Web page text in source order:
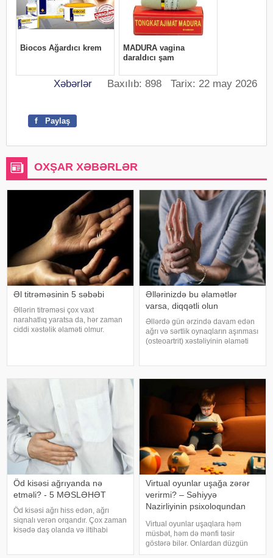
Xəbərlər Baxılıb: 898 Tarix: 22 may 2026
f Paylaş
OXŞAR XƏBƏRLƏR
Əl titrəməsinin 5 səbəbi
Əllərin titrəməsi çox vaxt
narahatlıq yaratsa da, hər zaman
ciddi xəstəlik əlaməti olmur.
Əllərinizdə bu əlamətlər
varsa, diqqətli olun
Əllərdə gün ərzində davam edən
ağrı və sərtlik oynaqların aşınması
(osteoartrit) xəstəliyinin əlaməti
yaranır. xəbər verir ki
Öd kisəsi ağrıyanda nə
etməli? - 5 MƏSLƏHƏT
Öd kisəsi ağrı hiss edən, ağrı
siqnalı verən orqandır. Çox zaman
kisədə daş olanda və iltihabi
Virtual oyunlar uşağa zərər
verirmi? – Səhiyyə
Nazirliyinin psixoloqundan
Virtual oyunlar uşaqlara həm
müsbət, həm də mənfi təsir
göstərə bilər. Onlardan düzgün
rejimdə istifadə edildikdə zehni